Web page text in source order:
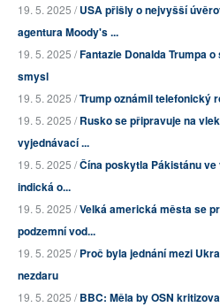
19. 5. 2025 /USA přišly o nejvyšší
agentura Moody's ...
19. 5. 2025 /Fantazie Donalda Trumpa
smysl
19. 5. 2025 /Trump oznámil telefonický
19. 5. 2025 /Rusko se připravuje na
vyjednávací ...
19. 5. 2025 /Čína poskytla Pákistánu
indická o...
19. 5. 2025 /Velká americká města se
podzemní vod...
19. 5. 2025 /Proč byla jednání mezi
nezdaru
19. 5. 2025 /BBC: Měla by OSN